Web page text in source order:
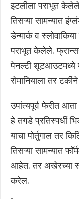
इटलीला पराभूत
तिसऱ्या सामन्यात
डेन्मार्क व
पराभूत केलेले.
पेनल्टी शूटआउटमध्ये
रोमानियाला तर
उपांत्यपूर्व फेरीत
हे तगडे प्रतिस्पर्धी
याचा पोर्तुगाल तर
तिसऱ्या सामन्यात
आहेत. तर अखेरच्या
करेल.